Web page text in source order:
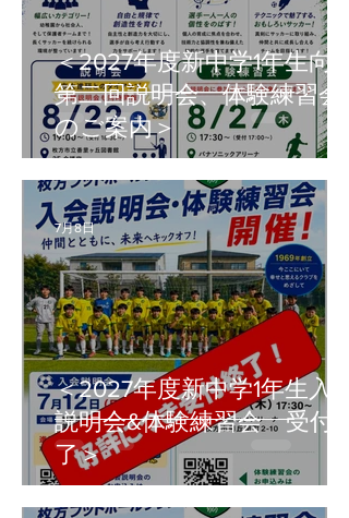
＜2027年度新中学1年生向け
第二回説明会、体験練習会
のご案内＞
＜2027年度新中学1年生入会
説明会&体験練習会 受付終
了＞
7月8日